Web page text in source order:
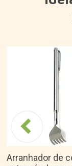
Arranhador de